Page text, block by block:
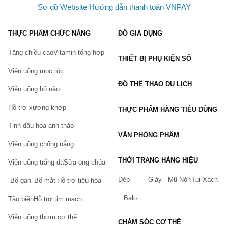
Sơ đồ Website Hướng dẫn thanh toán VNPAY
THỰC PHẨM CHỨC NĂNG
Tăng chiều caoVitamin tổng hợp
Viên uống mọc tóc
Viên uống bổ não
Hỗ trợ xương khớp
Tinh dầu hoa anh thảo
Viên uống chống nắng
Viên uống trắng daSữa ong chúa
Bổ gan Bổ mắt Hỗ trợ tiêu hóa
Tảo biểnHỗ trợ tim mạch
Viên uống thơm cơ thể
ĐỒ GIA DỤNG
THIẾT BỊ PHỤ KIỆN SỐ
ĐỒ THỂ THAO DU LỊCH
THỰC PHẨM HÀNG TIÊU DÙNG
VĂN PHÒNG PHẨM
THỜI TRANG HÀNG HIỆU
Dép Giày Mũ NónTúi Xách
Balo
CHĂM SÓC CƠ THỂ